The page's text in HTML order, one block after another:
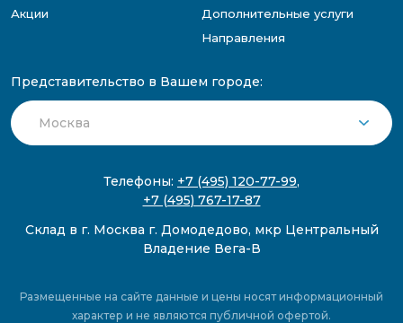
Акции
Дополнительные услуги
Направления
Представительство в Вашем городе:
Телефоны: +7 (495) 120-77-99,
+7 (495) 767-17-87
Склад в г. Москва г. Домодедово, мкр Центральный
Владение Вега-В
Размещенные на сайте данные и цены носят информационный
характер и не являются публичной офертой.